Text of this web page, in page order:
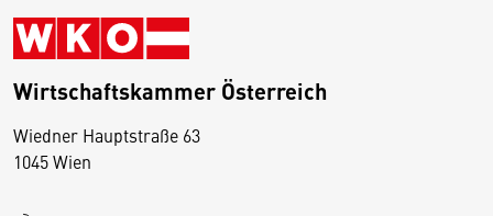
Wirtschaftskammer Österreich
Wiedner Hauptstraße 63
1045 Wien
D